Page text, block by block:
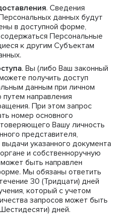
. Сведения
данных будут
в доступной форме,
Персональные
к другим Субъектам
. Вы (либо Ваш законный
получить доступ
данным при личном
направления
При этом запрос
номер основного
Вашу личность
представителя,
указанного документа
и собственноручную
быть направлен
Мы обязаны ответить
30 (Тридцати) дней
который с учетом
запросов может быть
дней.